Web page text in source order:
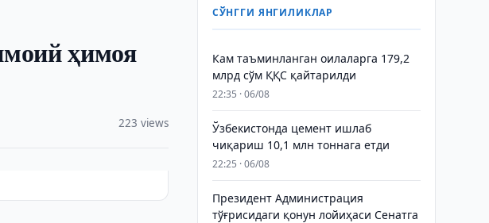
ҳимоя
223 views
СЎНГГИ ЯНГИЛИКЛАР
Кам таъминланган оилаларга 179,2
млрд сўм ҚҚС қайтарилди
22:35 · 06/08
Ўзбекистонда цемент ишлаб
чиқариш 10,1 млн тоннага етди
22:25 · 06/08
Президент Администрация
тўғрисидаги қонун лойиҳаси Сенатга